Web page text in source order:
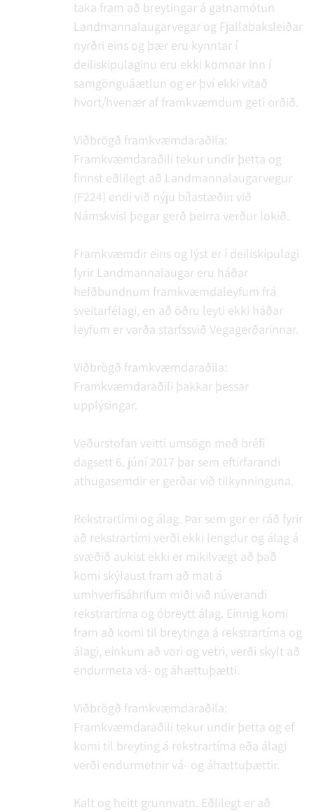
taka fram að breytingar á gatnamótun
Landmannalaugarvegar og Fjallabaksleiðar
nyrðri eins og þær eru kynntar í
deiliskipulaginu eru ekki komnar inn í
samgönguáætlun og er því ekki vitað
hvort/hvenær af framkvæmdum geti orðið.
Viðbrögð framkvæmdaraðila:
Framkvæmdaraðili tekur undir þetta og
finnst eðlilegt að Landmannalaugarvegur
(F224) endi við nýju bílastæðin við
Námskvísl þegar gerð þeirra verður lokið.
Framkvæmdir eins og lýst er í deiliskipulagi
fyrir Landmannalaugar eru háðar
hefðbundnum framkvæmdaleyfum frá
sveitarfélagi, en að öðru leyti ekki háðar
leyfum er varða starfssvið Vegagerðarinnar.
Viðbrögð framkvæmdaraðila:
Framkvæmdaraðili þakkar þessar
upplýsingar.
Veðurstofan veitti umsögn með bréfi
dagsett 6. júní 2017 þar sem eftirfarandi
athugasemdir er gerðar við tilkynninguna.
Rekstrartími og álag. Þar sem ger er ráð fyrir
að rekstrartími verði ekki lengdur og álag á
svæðið aukist ekki er mikilvægt að það
komi skýlaust fram að mat á
umhverfisáhrifum miði við núverandi
rekstrartíma og óbreytt álag. Einnig komi
fram að komi til breytinga á rekstrartíma og
álagi, einkum að vori og vetri, verði skylt að
endurmeta vá- og áhættuþætti.
Viðbrögð framkvæmdaraðila:
Framkvæmdaraðili tekur undir þetta og ef
komi til breyting á rekstrartíma eða álagi
verði endurmetnir vá- og áhættuþættir.
Kalt og heitt grunnvatn. Eðlilegt er að